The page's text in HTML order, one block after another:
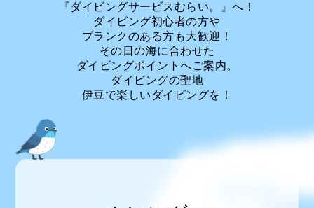
『ダイビングサービスむらい。』へ！
ダイビング初心者の方や
ブランクのある方も大歓迎！
その日の海に合わせた
ダイビングポイントへご案内。
ダイビングの聖地
伊豆で楽しいダイビングを！